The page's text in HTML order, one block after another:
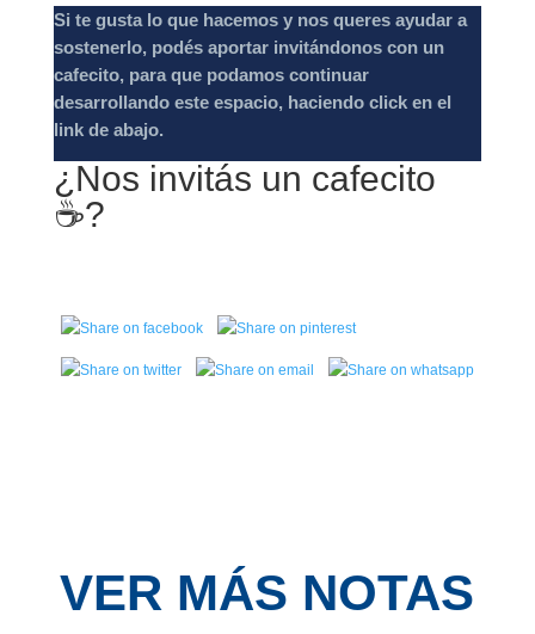
Si te gusta lo que hacemos y nos queres ayudar a
sostenerlo, podés aportar invitándonos con un
cafecito, para que podamos continuar
desarrollando este espacio, haciendo click en el
link de abajo.
¿Nos invitás un cafecito
☕️?
VER MÁS NOTAS